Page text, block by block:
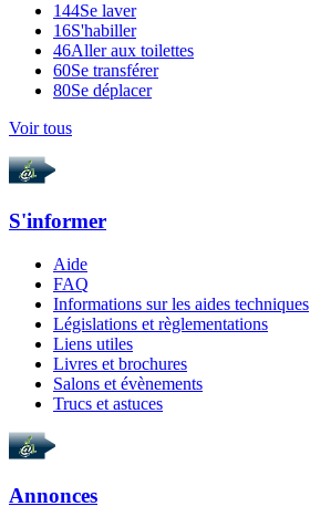
144Se laver
16S'habiller
46Aller aux toilettes
60Se transférer
80Se déplacer
Voir tous
S'informer
Aide
FAQ
Informations sur les aides techniques
Législations et règlementations
Liens utiles
Livres et brochures
Salons et évènements
Trucs et astuces
Annonces